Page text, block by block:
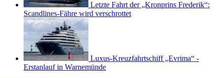
Letzte Fahrt der „Kronprins Frederik“:
Scandlines-Fähre wird verschrottet
Luxus-Kreuzfahrtschiff „Evrima“ -
Erstanlauf in Warnemünde